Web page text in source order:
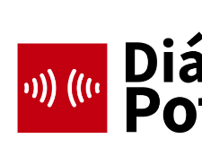
content